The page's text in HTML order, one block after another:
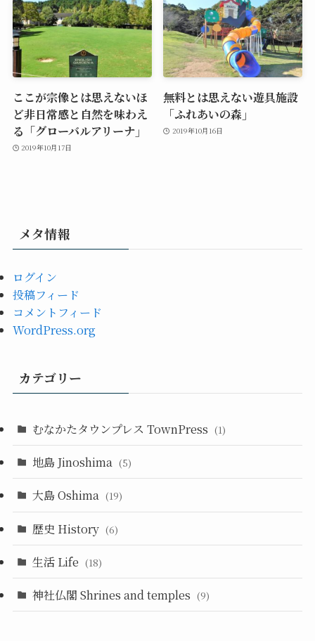
ここが宗像とは思えないほ
ど非日常感と自然を味わえ
る「グローバルアリーナ」
2019年10月17日
無料とは思えない遊具施設
「ふれあいの森」
2019年10月16日
メタ情報
ログイン
投稿フィード
コメントフィード
WordPress.org
カテゴリー
むなかたタウンプレス TownPress (1)
地島 Jinoshima (5)
大島 Oshima (19)
歴史 History (6)
生活 Life (18)
神社仏閣 Shrines and temples (9)